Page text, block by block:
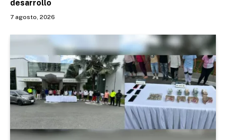
desarrollo
7 agosto, 2026